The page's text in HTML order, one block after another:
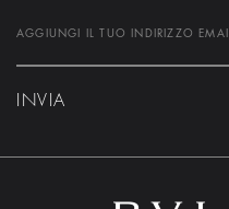
INVIA